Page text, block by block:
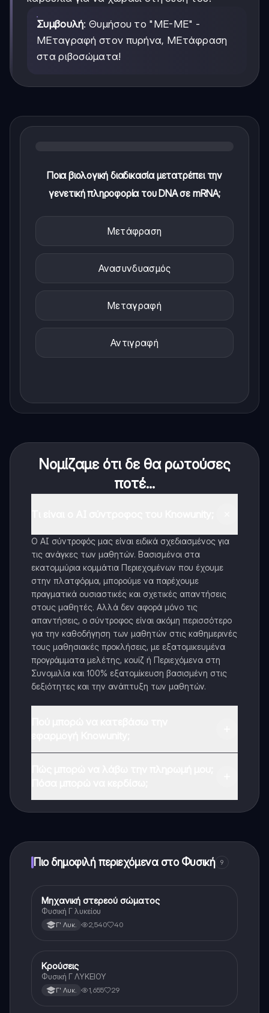
Συμβουλή: Θυμήσου το "ΜΕ-ΜΕ" -
ΜΕταγραφή στον πυρήνα, ΜΕτάφραση
στα ριβοσώματα!
Ποια βιολογική διαδικασία μετατρέπει την
γενετική πληροφορία του DNA σε mRNA;
Μετάφραση
Ανασυνδυασμός
Μεταγραφή
Αντιγραφή
Νομίζαμε ότι δε θα ρωτούσες
ποτέ...
Ο AI σύντροφός μας είναι ειδικά σχεδιασμένος για
τις ανάγκες των μαθητών. Βασισμένοι στα
εκατομμύρια κομμάτια Περιεχομένων που έχουμε
στην πλατφόρμα, μπορούμε να παρέχουμε
πραγματικά ουσιαστικές και σχετικές απαντήσεις
στους μαθητές. Αλλά δεν αφορά μόνο τις
απαντήσεις, ο σύντροφος είναι ακόμη περισσότερο
για την καθοδήγηση των μαθητών στις καθημερινές
τους μαθησιακές προκλήσεις, με εξατομικευμένα
προγράμματα μελέτης, κουίζ ή Περιεχόμενα στη
Συνομιλία και 100% εξατομίκευση βασισμένη στις
δεξιότητες και την ανάπτυξη των μαθητών.
Πιο δημοφιλή περιεχόμενα στο Φυσική 9
Φυσική
Μηχανική στερεού σώματος
Φυσική Γ λυκείου
Γ' Λυκ. 2,540 40
Φυσική
Κρούσεις
Φυσική Γ ΛΥΚΕΙΟΥ
Γ' Λυκ. 1,655 29